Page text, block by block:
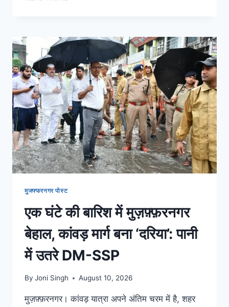
मुजफ्फरनगर पोस्ट
एक घंटे की बारिश में मुज़फ़्फ़रनगर
बेहाल, कांवड़ मार्ग बना ‘दरिया’: पानी
में उतरे DM-SSP
By Joni Singh August 10, 2026
मुज़फ़्फ़रनगर। कांवड़ यात्रा अपने अंतिम चरम में है, शहर